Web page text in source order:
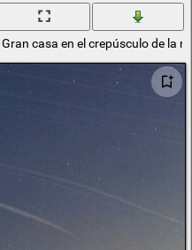
en el crepúsculo de la noche
Gran casa en el crepúsculo de la